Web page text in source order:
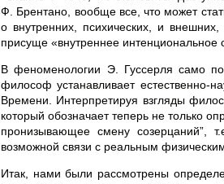
Ф. Брентано, вообще все, что может
о внутренних, психических, и
присуще «внутреннее интенциональное
В феноменологии Э. Гуссерля само
философ устанавливает естественно-
Времени. Интерпретируя взгляды
который обозначает теперь не только
пронизывающее смену созерцаний”,
возможной связи с реальным
Итак, нами были рассмотрены